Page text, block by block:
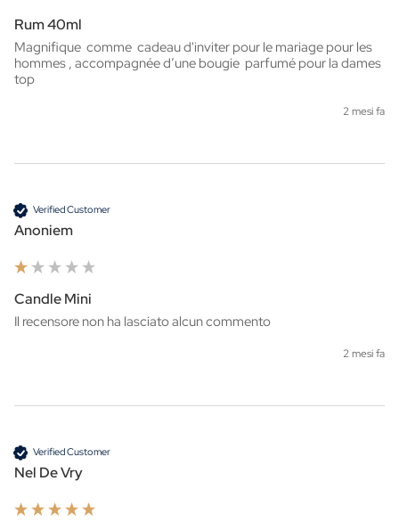
Rum 40ml
Magnifique  comme  cadeau d'inviter pour le mariage pour les
hommes , accompagnée d’une bougie  parfumé pour la dames
top
2 mesi fa
Verified Customer
Anoniem
Candle Mini
Il recensore non ha lasciato alcun commento
2 mesi fa
Verified Customer
Nel De Vry